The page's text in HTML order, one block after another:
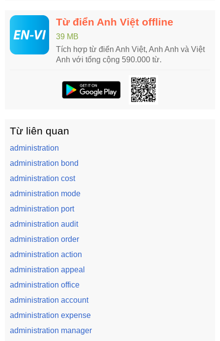
Từ điển Anh Việt offline
39 MB
Tích hợp từ điển Anh Việt, Anh Anh và Việt
Anh với tổng cộng 590.000 từ.
Từ liên quan
administration
administration bond
administration cost
administration mode
administration port
administration audit
administration order
administration action
administration appeal
administration office
administration account
administration expense
administration manager